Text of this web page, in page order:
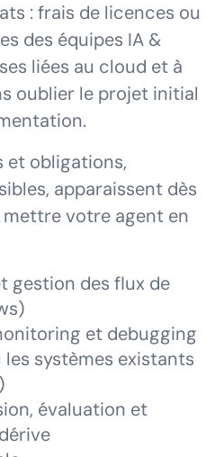
: frais de licences ou
des équipes IA &
liées au cloud et à
oublier le projet initial
et obligations,
apparaissent dès
votre agent en
gestion des flux de
et debugging
systèmes existants
évaluation et